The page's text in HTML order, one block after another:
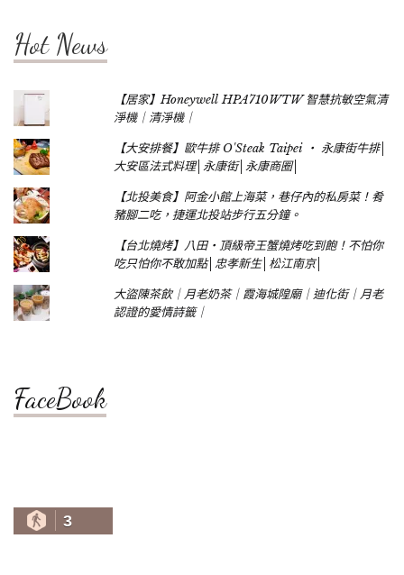
Hot News
【居家】Honeywell HPA710WTW 智慧抗敏空氣清
淨機｜清淨機｜
【大安排餐】歐牛排 O'Steak Taipei ‧ 永康街牛排│
大安區法式料理│永康街│永康商圈│
【北投美食】阿金小館上海菜，巷仔內的私房菜！肴
豬腳二吃，捷運北投站步行五分鐘。
【台北燒烤】八田‧頂級帝王蟹燒烤吃到飽！不怕你
吃只怕你不敢加點│忠孝新生│松江南京│
大盜陳茶飲｜月老奶茶｜霞海城隍廟｜迪化街｜月老
認證的愛情詩籤｜
FaceBook
3